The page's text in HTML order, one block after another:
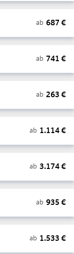
ab 687 €
ab 741 €
ab 263 €
ab 1.114€
ab 3.174€
ab 935 €
ab 1.533 €